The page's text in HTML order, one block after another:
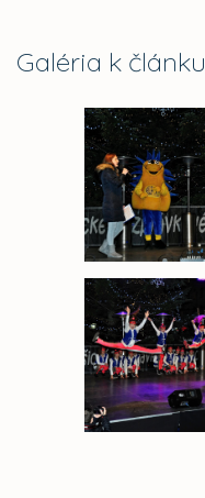
Galéria k článku